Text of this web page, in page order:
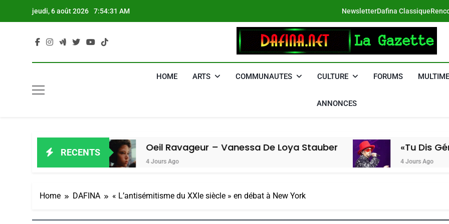
jeudi, 6 août 2026 7:54:32 AM NewsletterDafina Classique
DAFINA
HOME ARTS COMMUNAUTES CULTURE FORUMS
ANNONCES
RECENTSOeil Ravageur – Vanessa De Loya Stauber
4 Jours Ago
«Tu Dis Génocide, Je
4 Jours Ago
Home DAFINA « L’antisémitisme du XXIe siècle » en débat à New York